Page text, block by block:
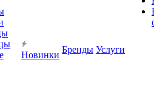
Новинки
Бренды Услуги